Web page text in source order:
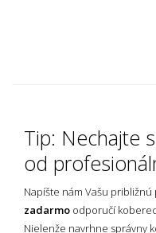
Tip: Nechajte
od
Napíšte nám Vašu
zadarmo odporučí
Nielenže navrhne správny